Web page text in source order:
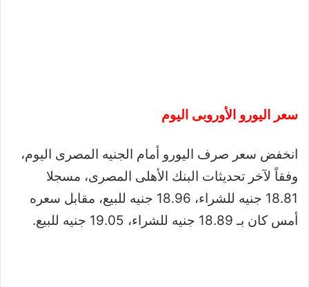
سعر اليورو الأوروبى اليوم
انخفض سعر صرف اليورو أمام الجنيه المصرى اليوم،
وفقاً لآخر تحديثات البنك الأهلى المصرى، مسجلا
18.81 جنيه للشراء، 18.96 جنيه للبيع، مقابل سعره
أمس كان بـ 18.89 جنيه للشراء، 19.05 جنيه للبيع.